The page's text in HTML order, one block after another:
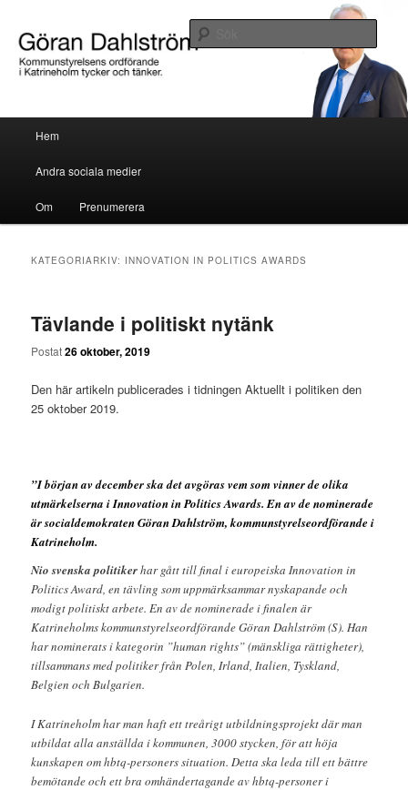
Göran Dahlström
Göran Dahlström, kommunstyrelsens ordförande i Katrineholm tycker och
Hoppa till huvudinnehåll
Hoppa till sekundärt innehåll
Hem
Andra sociala medier
Om Prenumerera
KATEGORIARKIV: INNOVATION IN POLITICS AWARDS
Tävlande i politiskt nytänk
Postat26 oktober, 2019
Den här artikeln publicerades i tidningen Aktuellt i politiken den
25 oktober 2019.
”I början av december ska det avgöras vem som vinner de olika
utmärkelserna i Innovation in Politics Awards. En av de nominerade
är socialdemokraten Göran Dahlström, kommunstyrelseordförande i
Katrineholm.
Nio svenska politikerhar gått till final i europeiska Innovation in
Politics Award, en tävling som uppmärksammar nyskapande och
modigt politiskt arbete. En av de nominerade i finalen är
Katrineholms kommunstyrelseordförande Göran Dahlström (S). Han
har nominerats i kategorin ”human rights” (mänskliga rättigheter),
tillsammans med politiker från Polen, Irland, Italien, Tyskland,
Belgien och Bulgarien.
I Katrineholm har man haft ett treårigt utbildningsprojekt där man
utbildat alla anställda i kommunen, 3000 stycken, för att höja
kunskapen om hbtq-personers situation. Detta ska leda till ett bättre
bemötande och ett bra omhändertagande av hbtq-personer i